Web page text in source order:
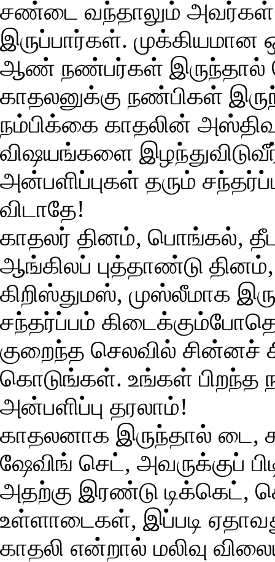
சண்டை வந்தாலும் அவர்கள்
இருப்பார்கள். முக்கியமான
ஆண் நண்பர்கள் இருந்தால்
காதலனுக்கு நண்பிகள்
நம்பிக்கை காதலின்
விஷயங்களை
அன்பளிப்புகள் தரும்
விடாதே!
காதலர் தினம், பொங்கல்,
ஆங்கிலப் புத்தாண்டு
கிறிஸ்துமஸ், முஸ்லீமாக
சந்தர்ப்பம்
குறைந்த செலவில் சின்னச்
கொடுங்கள். உங்கள் பிறந்த
அன்பளிப்பு தரலாம்!
காதலனாக இருந்தால் டை,
ஷேவிங் செட், அவருக்குப்
அதற்கு இரண்டு டிக்கெட்,
உள்ளாடைகள், இப்படி
காதலி என்றால் மலிவு